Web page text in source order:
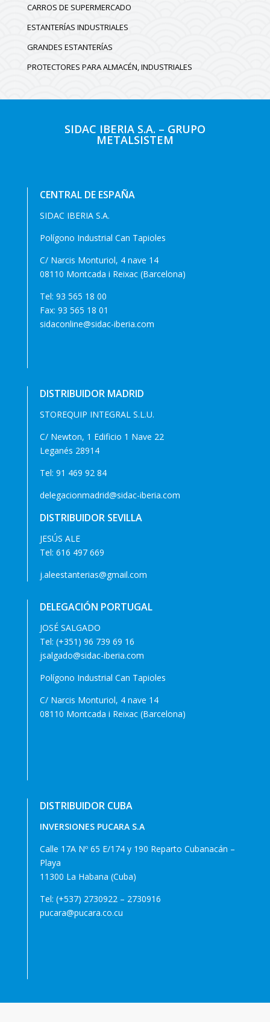
CARROS DE SUPERMERCADO
ESTANTERÍAS INDUSTRIALES
GRANDES ESTANTERÍAS
PROTECTORES PARA ALMACÉN, INDUSTRIALES
SIDAC IBERIA S.A. – GRUPO
METALSISTEM
CENTRAL DE ESPAÑA
SIDAC IBERIA S.A.
Polígono Industrial Can Tapioles
C/ Narcis Monturiol, 4 nave 14
08110 Montcada i Reixac (Barcelona)
Tel: 93 565 18 00
Fax: 93 565 18 01
sidaconline@sidac-iberia.com
DISTRIBUIDOR MADRID
STOREQUIP INTEGRAL S.L.U.
C/ Newton, 1 Edificio 1 Nave 22
Leganés 28914
Tel: 91 469 92 84
delegacionmadrid@sidac-iberia.com
DISTRIBUIDOR SEVILLA
JESÚS ALE
Tel: 616 497 669
j.aleestanterias@gmail.com
DELEGACIÓN PORTUGAL
JOSÉ SALGADO
Tel: (+351) 96 739 69 16
jsalgado@sidac-iberia.com
Polígono Industrial Can Tapioles
C/ Narcis Monturiol, 4 nave 14
08110 Montcada i Reixac (Barcelona)
DISTRIBUIDOR CUBA
INVERSIONES PUCARA S.A
Calle 17A Nº 65 E/174 y 190 Reparto Cubanacán –
Playa
11300 La Habana (Cuba)
Tel: (+537) 2730922 – 2730916
pucara@pucara.co.cu